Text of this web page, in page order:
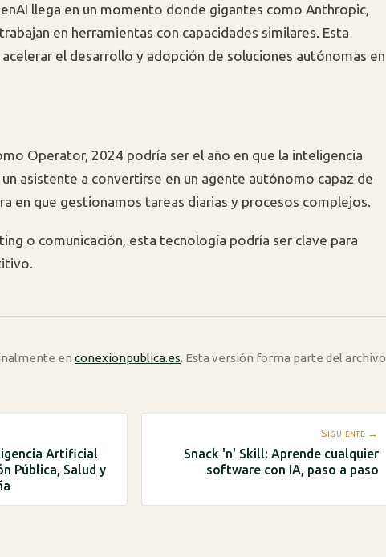
llega en un momento donde gigantes como Anthropic,
en herramientas con capacidades similares. Esta
el desarrollo y adopción de soluciones autónomas en
Operator, 2024 podría ser el año en que la inteligencia
asistente a convertirse en un agente autónomo capaz de
en que gestionamos tareas diarias y procesos complejos.
o comunicación, esta tecnología podría ser clave para
en conexionpublica.es. Esta versión forma parte del archivo
Artificial
Pública, Salud y
Siguiente →
Snack 'n' Skill: Aprende cualquier
software con IA, paso a paso